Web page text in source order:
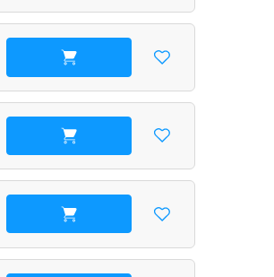
В корзину
В корзину
В корзину